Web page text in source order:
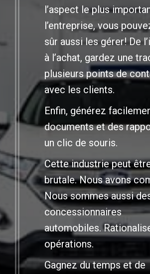
l’aspect le plus
l’entreprise, vous
sûr aussi les gérer! De
à l’achat, gardez une
plusieurs points de
avec les clients.
Enfin, générez
documents et des
un clic de souris.
Cette industrie peut
brutale. Nous avons
Nous sommes aussi
concessionnaires
automobiles.
opérations.
Gagnez du temps et de